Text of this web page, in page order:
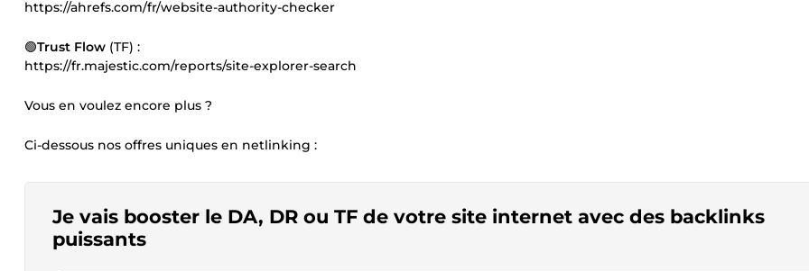
https://ahrefs.com/fr/website-authority-checker
🟢Trust Flow (TF) :
https://fr.majestic.com/reports/site-explorer-search
Vous en voulez encore plus ?
Ci-dessous nos offres uniques en netlinking :
Je vais booster le DA, DR ou TF de votre site internet avec des backlinks
puissants